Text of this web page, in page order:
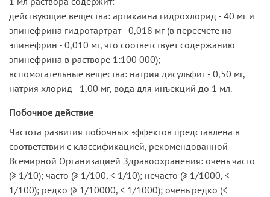
действующие вещества: артикаина гидрохлорид - 40 мг и
эпинефрина гидротартрат - 0,018 мг (в пересчете на
эпинефрин - 0,010 мг, что соответствует содержанию
эпинефрина в растворе 1:100 000);
вспомогательные вещества: натрия дисульфит - 0,50 мг,
натрия хлорид - 1,00 мг, вода для инъекций до 1 мл.
Побочное действие
Частота развития побочных эффектов представлена в
соответствии с классификацией, рекомендованной
Всемирной Организацией Здравоохранения: очень часто
(≥ 1/10); часто (≥ 1/100, < 1/10); нечасто (≥ 1/1000, <
1/100); редко (≥ 1/10000, < 1/1000); очень редко (<